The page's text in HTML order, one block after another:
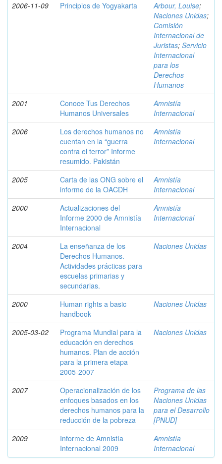
2006-11-09 Principios de Yogyakarta Arbour, Louise;
Naciones Unidas;
Comisión
Internacional de
Juristas; Servicio
Internacional
para los
Derechos
Humanos
2001
Conoce Tus Derechos
Humanos Universales
Amnistía
Internacional
2006
Los derechos humanos no
cuentan en la “guerra
contra el terror” Informe
resumido. Pakistán
Amnistía
Internacional
2005
Carta de las ONG sobre el
informe de la OACDH
Amnistía
Internacional
2000
Actualizaciones del
Informe 2000 de Amnistía
Internacional
Amnistía
Internacional
2004
La enseñanza de los
Derechos Humanos.
Actividades prácticas para
escuelas primarias y
secundarias.
Naciones Unidas
2000
Human rights a basic
handbook
Naciones Unidas
2005-03-02
Programa Mundial para la
educación en derechos
humanos. Plan de acción
para la primera etapa
2005-2007
Naciones Unidas
2007
Operacionalización de los
enfoques basados en los
derechos humanos para la
reducción de la pobreza
Programa de las
Naciones Unidas
para el Desarrollo
[PNUD]
2009
Informe de Amnistía
Internacional 2009
Amnistía
Internacional